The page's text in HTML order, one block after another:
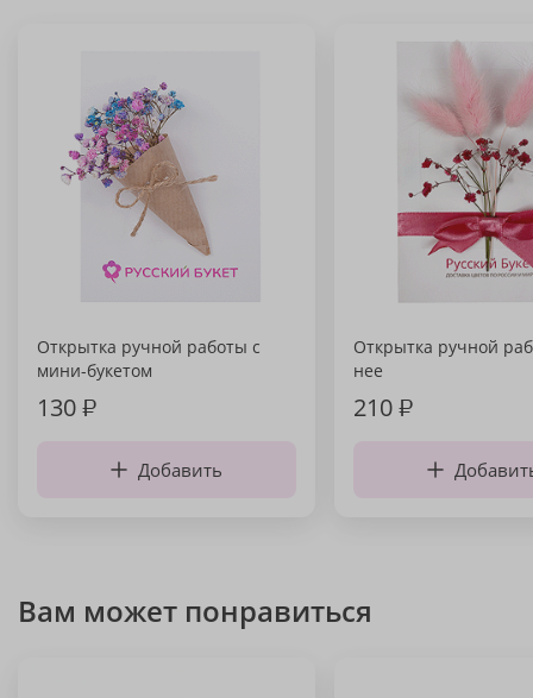
Открытка ручной работы с
мини-букетом
130₽
Добавить
Открытка ручной
нее
210₽
Вам может понравиться